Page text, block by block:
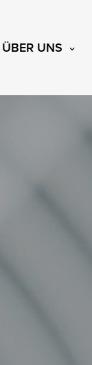
ÜBER UNS